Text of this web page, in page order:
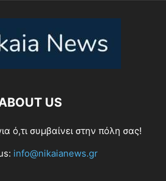
US
ό,τι συμβαίνει στην πόλη σας!
info@nikaianews.gr